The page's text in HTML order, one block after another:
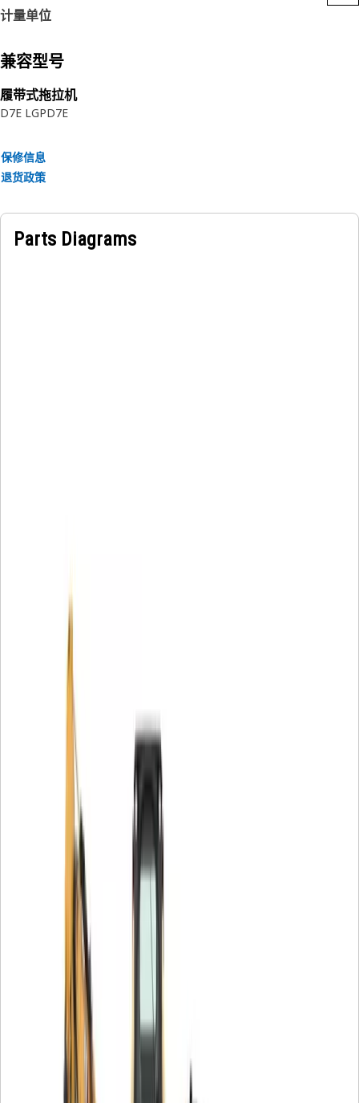
计量单位
兼容型号
履带式拖拉机
D7E LGPD7E
保修信息
退货政策
Parts Diagrams